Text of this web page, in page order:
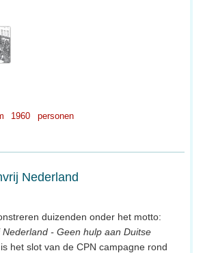
1960 personen
Nederland
duizenden onder het motto:
Nederland - Geen hulp aan Duitse
het slot van de CPN campagne rond